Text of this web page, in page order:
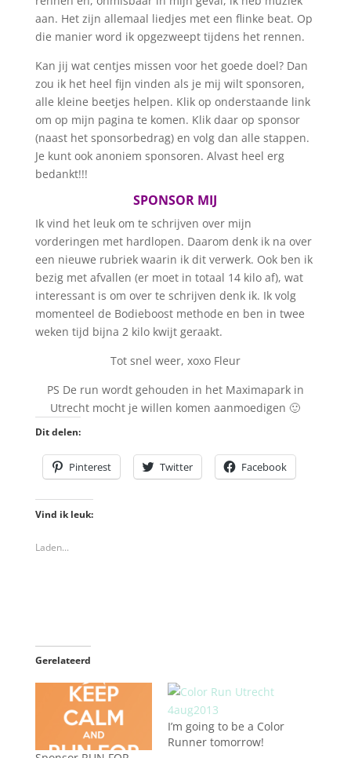
aan. Het zijn allemaal liedjes met een flinke beat. Op
die manier word ik opgezweept tijdens het rennen.
Kan jij wat centjes missen voor het goede doel? Dan
zou ik het heel fijn vinden als je mij wilt sponsoren,
alle kleine beetjes helpen. Klik op onderstaande link
om op mijn pagina te komen. Klik daar op sponsor
(naast het sponsorbedrag) en volg dan alle stappen.
Je kunt ook anoniem sponsoren. Alvast heel erg
bedankt!!!
SPONSOR MIJ
Ik vind het leuk om te schrijven over mijn
vorderingen met hardlopen. Daarom denk ik na over
een nieuwe rubriek waarin ik dit verwerk. Ook ben ik
bezig met afvallen (er moet in totaal 14 kilo af), wat
interessant is om over te schrijven denk ik. Ik volg
momenteel de Bodieboost methode en ben in twee
weken tijd bijna 2 kilo kwijt geraakt.
Tot snel weer, xoxo Fleur
PS De run wordt gehouden in het Maximapark in
Utrecht mocht je willen komen aanmoedigen 🙂
Dit delen:
Pinterest Twitter Facebook
Vind ik leuk:
Laden...
Gerelateerd
I’m going to be a Color
Runner tomorrow!